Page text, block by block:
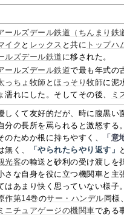
ールズデール鉄道（ちんまり鉄
イク と レックス と共に トップハ
ルズデール鉄道に移された。
ールズデール鉄道で最も年式の
っちょ牧師とほっそり牧師に泥
濡れにした。そしてその後、
ミ
しくて友好的だが、時に腹黒い
分の長所を罵られると激怒する。
のためか根に持ちやすく、
「
無く、
「やられたらやり返す」
光客の輸送と砂利の受け渡しを
さな自身を役に立つ機関車と主
はあまり快く思っていない様子。
作第14巻のサー・ハンデル同様
ニチュアゲージの機関車である